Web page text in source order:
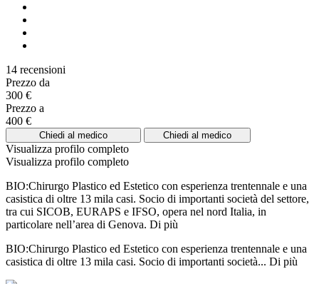
14 recensioni
Prezzo da
300 €
Prezzo a
400 €
Chiedi al medico Chiedi al medico
Visualizza profilo completo
Visualizza profilo completo
BIO:Chirurgo Plastico ed Estetico con esperienza trentennale e una
casistica di oltre 13 mila casi. Socio di importanti società del settore,
tra cui SICOB, EURAPS e IFSO, opera nel nord Italia, in
particolare nell’area di Genova. Di più
BIO:Chirurgo Plastico ed Estetico con esperienza trentennale e una
casistica di oltre 13 mila casi. Socio di importanti società... Di più